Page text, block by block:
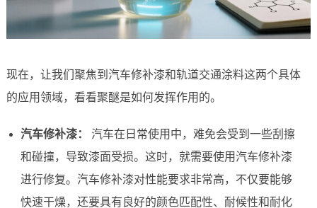
现在，让我们聚焦到汽车修补漆和轨道交通涂料这两个具体
的应用领域，看看聚醚是如何发挥作用的。
汽车修补漆：
汽车在日常使用中，难免会受到一些刮擦
和碰撞，导致漆面受损。这时，就需要使用汽车修补漆
进行修复。汽车修补漆对性能要求非常高，不仅要能够
快速干燥，还要具有良好的颜色匹配性、耐候性和耐化